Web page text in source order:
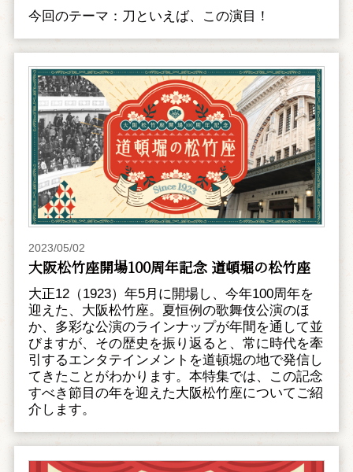
今回のテーマ：刀といえば、この演目！
2023/05/02
大阪松竹座開場100周年記念 道頓堀の松竹座
大正12（1923）年5月に開場し、今年100周年を
迎えた、大阪松竹座。夏恒例の歌舞伎公演のほ
か、多彩な公演のラインナップが年間を通して並
びますが、その歴史を振り返ると、常に時代を牽
引するエンタテインメントを道頓堀の地で発信し
てきたことがわかります。本特集では、この記念
すべき節目の年を迎えた大阪松竹座についてご紹
介します。